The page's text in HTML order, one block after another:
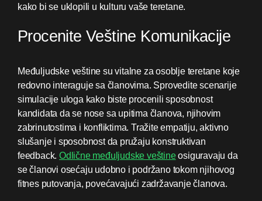
kako bi se uklopili u kulturu vaše teretane.
Procenite Veštine Komunikacije
Međuljudske veštine su vitalne za osoblje teretane koje
redovno interaguje sa članovima. Sprovedite scenarije
simulacije uloga kako biste procenili sposobnost
kandidata da se nose sa upitima članova, njihovim
zabrinutostima i konfliktima. Tražite empatiju, aktivno
slušanje i sposobnost da pružaju konstruktivan
feedback. Odlične međuljudske veštineosiguravaju da
se članovi osećaju udobno i podržano tokom njihovog
fitnes putovanja, povećavajući zadržavanje članova.